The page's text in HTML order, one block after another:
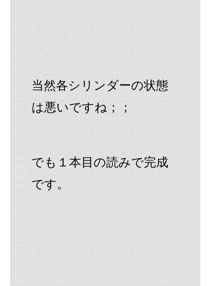
当然各シリンダーの状態
は悪いですね；；
でも１本目の読みで完成
です。